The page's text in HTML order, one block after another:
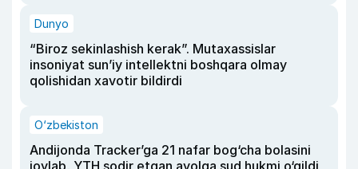
Dunyo
“Biroz sekinlashish kerak”. Mutaxassislar
insoniyat sun’iy intellektni boshqara olmay
qolishidan xavotir bildirdi
O‘zbekiston
Andijonda Tracker’ga 21 nafar bog‘cha bolasini
joylab, YTH sodir etgan ayolga sud hukmi o‘qildi